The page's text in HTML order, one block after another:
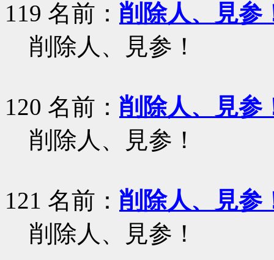
119 名前： 削除人、見参
削除人、見参！
120 名前： 削除人、見参
削除人、見参！
121 名前： 削除人、見参
削除人、見参！